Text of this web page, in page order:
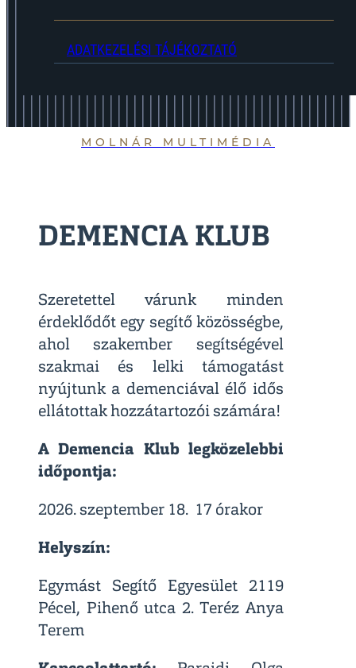
ADATKEZELÉSI TÁJÉKOZTATÓ
MOLNÁR MULTIMÉDIA
DEMENCIA KLUB
Szeretettel várunk minden
érdeklődőt egy segítő közösségbe,
ahol szakember segítségével
szakmai és lelki támogatást
nyújtunk a demenciával élő idős
ellátottak hozzátartozói számára!
A Demencia Klub legközelebbi
időpontja:
2026. szeptember 18. 17 órakor
Helyszín:
Egymást Segítő Egyesület 2119
Pécel, Pihenő utca 2. Teréz Anya
Terem